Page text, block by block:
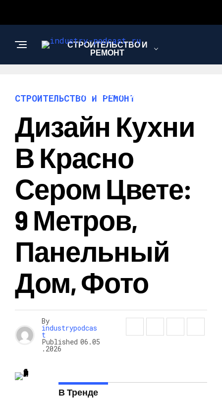
СТРОИТЕЛЬСТВО И
РЕМОНТ
САД И ОГОРОД
СТРОИТЕЛЬСТВО И РЕМОНТ
Дизайн Кухни
В Красно
Сером Цвете:
9 Метров,
Панельный
Дом, Фото
By
industrypodcas
t
Published 06.05
.2026
В Тренде